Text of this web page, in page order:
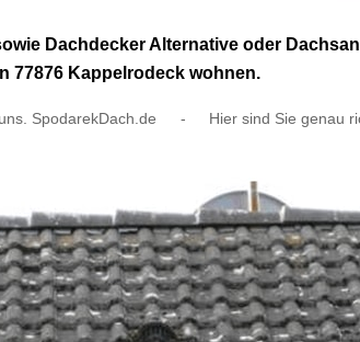
Dachdecker Alternative oder
77876 Kappelrodeck wohnen.
SpodarekDach.de - Hier sind Sie genau